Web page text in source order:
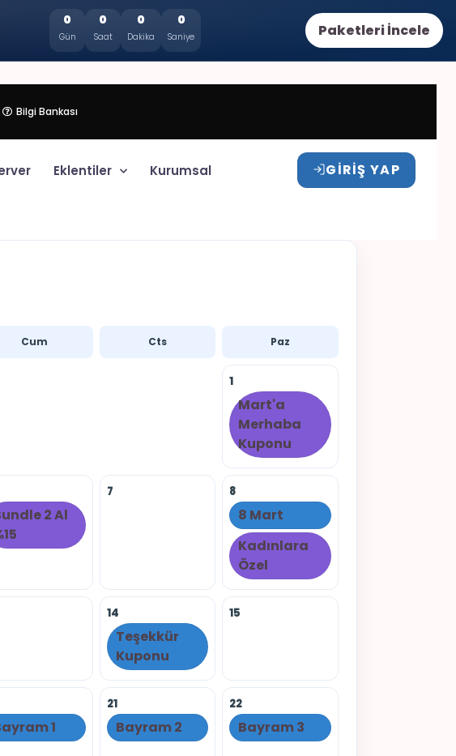
0
Gün
0
Saat
0
Dakika
0
Saniye Paketleri İncele
Bilgi Bankası
Eklentiler Kurumsal GIRIŞ YAP
Cum Cts Paz
1
Mart'a
Merhaba
Kuponu
2 Al
7 8
8 Mart
Kadınlara
Özel
14
Teşekkür
Kuponu
15
1
21
Bayram 2
22
Bayram 3